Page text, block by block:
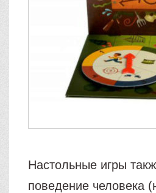
Настольные игры
поведение человека